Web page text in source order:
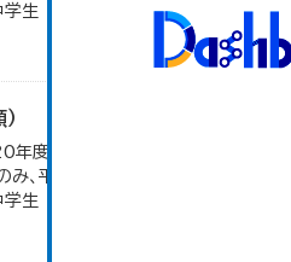
学生
度から変更 乳幼児・小中高
、平成20年度から令和元年
学生